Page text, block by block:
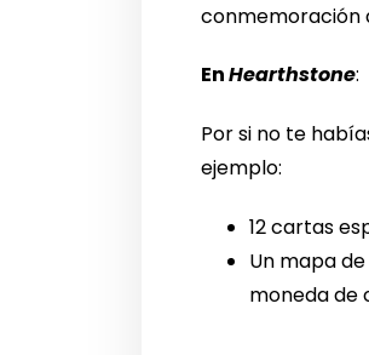
conmemoración
EnHearthstone:
Por si no te
ejemplo:
12 cartas
Un mapa
moneda de